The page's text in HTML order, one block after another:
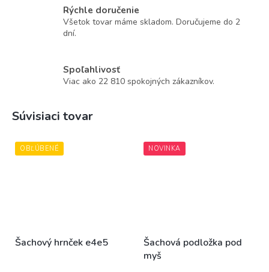
Rýchle doručenie
Všetok tovar máme skladom. Doručujeme do 2
dní.
Spoľahlivosť
Viac ako 22 810 spokojných zákazníkov.
Súvisiaci tovar
OBĽÚBENÉ
Šachový hrnček e4e5
NOVINKA
Šachová podložka pod
myš